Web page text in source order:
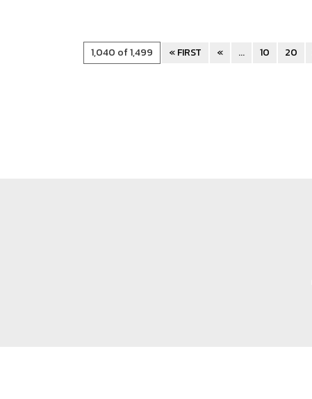
1,040 of 1,499 « FIRST « ... 10 20